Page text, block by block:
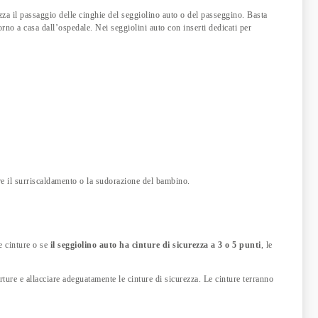
il passaggio delle cinghie del seggiolino auto o del passeggino. Basta
a casa dall’ospedale. Nei seggiolini auto con inserti dedicati per
il surriscaldamento o la sudorazione del bambino.
cinture o se il seggiolino auto ha cinture di sicurezza a 3 o 5 punti, le
e allacciare adeguatamente le cinture di sicurezza. Le cinture terranno